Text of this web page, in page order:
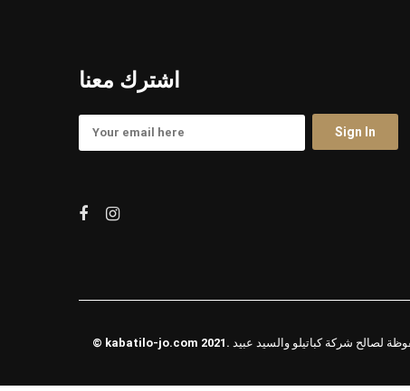
اشترك معنا
© kabatilo-jo.com لصالح شركة كباتيلو والسيد عبيد